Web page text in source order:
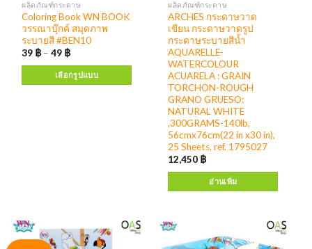
ผลิตภัณฑ์กระดาษ
ARCHES กระดาษวาด
เขียน กระดาษวาดรูป
กระดาษระบายสีน้ำ
AQUARELLE-
WATERCOLOUR
ACUARELA : GRAIN
TORCHON-ROUGH
GRANO GRUESO:
NATURAL WHITE
,300GRAMS-140lb,
56cmx76cm(22 in x30 in),
25 Sheets, ref. 1795027
12,450 ฿
อ่านเพิ่ม
ผลิตภัณฑ์กระดาษ
Coloring Book WN BOOK
วรรณาบุ๊กค์ สมุดภาพ
ระบายสี #BEN10
39 ฿ –49 ฿
เลือกรูปแบบ